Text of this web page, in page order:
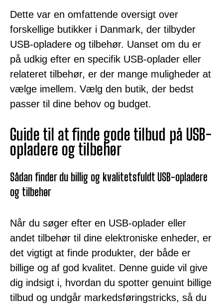
Dette var en omfattende oversigt over
forskellige butikker i Danmark, der tilbyder
USB-opladere og tilbehør. Uanset om du er
på udkig efter en specifik USB-oplader eller
relateret tilbehør, er der mange muligheder at
vælge imellem. Vælg den butik, der bedst
passer til dine behov og budget.
Guide til at finde gode tilbud på USB-
opladere og tilbehør
Sådan finder du billig og kvalitetsfuldt USB-opladere
og tilbehør
Når du søger efter en USB-oplader eller
andet tilbehør til dine elektroniske enheder, er
det vigtigt at finde produkter, der både er
billige og af god kvalitet. Denne guide vil give
dig indsigt i, hvordan du spotter genuint billige
tilbud og undgår markedsføringstricks, så du